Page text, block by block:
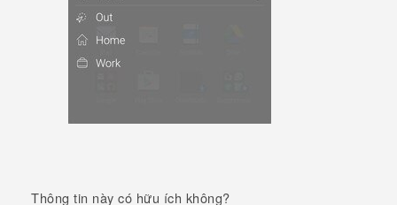
Thông tin này có hữu ích không?